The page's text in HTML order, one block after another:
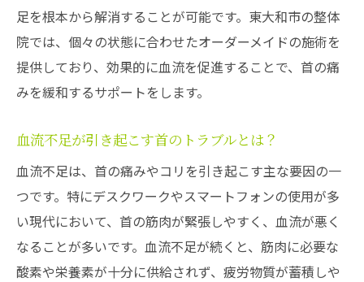
足を根本から解消することが可能です。東大和市の整体
院では、個々の状態に合わせたオーダーメイドの施術を
提供しており、効果的に血流を促進することで、首の痛
みを緩和するサポートをします。
血流不足が引き起こす首のトラブルとは？
血流不足は、首の痛みやコリを引き起こす主な要因の一
つです。特にデスクワークやスマートフォンの使用が多
い現代において、首の筋肉が緊張しやすく、血流が悪く
なることが多いです。血流不足が続くと、筋肉に必要な
酸素や栄養素が十分に供給されず、疲労物質が蓄積しや